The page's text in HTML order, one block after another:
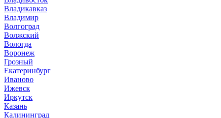
Владикавказ
Владимир
Волгоград
Волжский
Вологда
Воронеж
Грозный
Екатеринбург
Иваново
Ижевск
Иркутск
Казань
Калининград